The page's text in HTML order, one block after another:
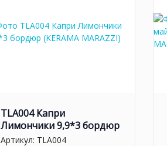
TLA004 Капри
Лимончики 9,9*3 бордюр
Артикул: TLA004